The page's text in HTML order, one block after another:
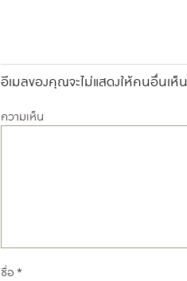
อีเมลของคุณจะไม่แสดงให้คนอื่นเห็น
ความเห็น
ชื่อ *